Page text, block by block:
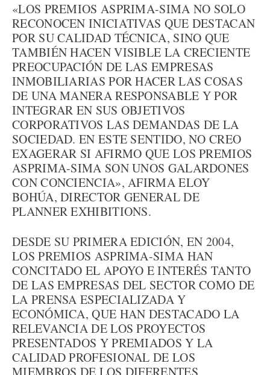
«LOS PREMIOS ASPRIMA-SIMA NO SOLO
RECONOCEN INICIATIVAS QUE DESTACAN
POR SU CALIDAD TÉCNICA, SINO QUE
TAMBIÉN HACEN VISIBLE LA CRECIENTE
PREOCUPACIÓN DE LAS EMPRESAS
INMOBILIARIAS POR HACER LAS COSAS
DE UNA MANERA RESPONSABLE Y POR
INTEGRAR EN SUS OBJETIVOS
CORPORATIVOS LAS DEMANDAS DE LA
SOCIEDAD. EN ESTE SENTIDO, NO CREO
EXAGERAR SI AFIRMO QUE LOS PREMIOS
ASPRIMA-SIMA SON UNOS GALARDONES
CON CONCIENCIA», AFIRMA ELOY
BOHÚA, DIRECTOR GENERAL DE
PLANNER EXHIBITIONS.
DESDE SU PRIMERA EDICIÓN, EN 2004,
LOS PREMIOS ASPRIMA-SIMA HAN
CONCITADO EL APOYO E INTERÉS TANTO
DE LAS EMPRESAS DEL SECTOR COMO DE
LA PRENSA ESPECIALIZADA Y
ECONÓMICA, QUE HAN DESTACADO LA
RELEVANCIA DE LOS PROYECTOS
PRESENTADOS Y PREMIADOS Y LA
CALIDAD PROFESIONAL DE LOS
MIEMBROS DE LOS DIFERENTES